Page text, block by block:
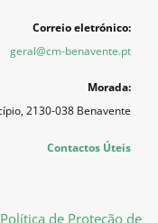
Correio eletrónico:
geral@cm-benavente.pt
Morada:
2130-038 Benavente
Contactos Úteis
Política de Proteção de